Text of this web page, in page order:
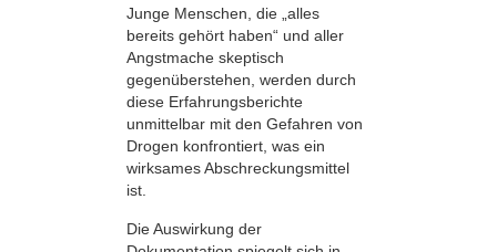
Junge Menschen, die „alles
bereits gehört haben“ und aller
Angstmache skeptisch
gegenüberstehen, werden durch
diese Erfahrungsberichte
unmittelbar mit den Gefahren von
Drogen konfrontiert, was ein
wirksames Abschreckungsmittel
ist.
Die Auswirkung der